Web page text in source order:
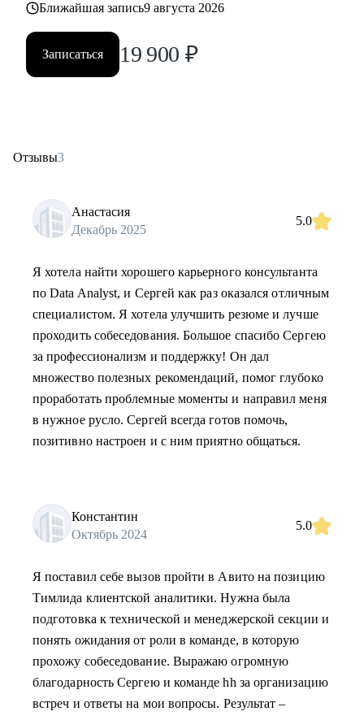
Ближайшая запись9 августа 2026
Записаться 19 900 ₽
Отзывы3
Анастасия
Декабрь 2025
5.0
Я хотела найти хорошего карьерного консультанта
по Data Analyst, и Сергей как раз оказался отличным
специалистом. Я хотела улучшить резюме и лучше
проходить собеседования. Большое спасибо Сергею
за профессионализм и поддержку! Он дал
множество полезных рекомендаций, помог глубоко
проработать проблемные моменты и направил меня
в нужное русло. Сергей всегда готов помочь,
позитивно настроен и с ним приятно общаться.
Константин
Октябрь 2024
5.0
Я поставил себе вызов пройти в Авито на позицию
Тимлида клиентской аналитики. Нужна была
подготовка к технической и менеджерской секции и
понять ожидания от роли в команде, в которую
прохожу собеседование. Выражаю огромную
благодарность Сергею и команде hh за организацию
встреч и ответы на мои вопросы. Результат –